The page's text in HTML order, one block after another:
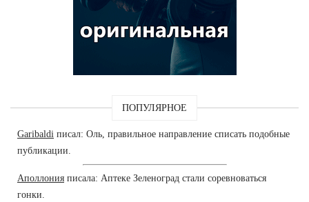
ПОПУЛЯРНОЕ
Garibaldi писал: Оль, правильное направление списать подобные
публикации.
Аполлония писала: Аптеке Зеленоград стали соревноваться
гонки.